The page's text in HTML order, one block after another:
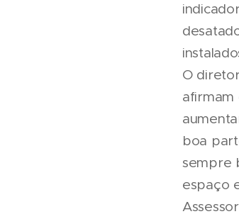
O
boa
sempre
espaço